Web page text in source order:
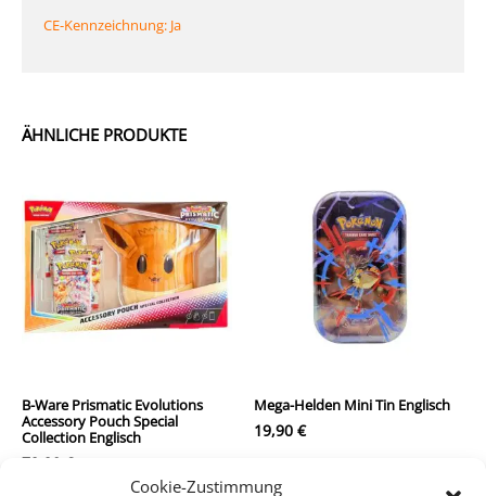
Cookie-Zustimmung
ÄHNLICHE PRODUKTE
B-Ware Prismatic Evolutions
Accessory Pouch Special
Collection Englisch
79,90 €
Mega-Helden Mini Tin Englisch
19,90 €
CE-Kennzeichnung: Ja